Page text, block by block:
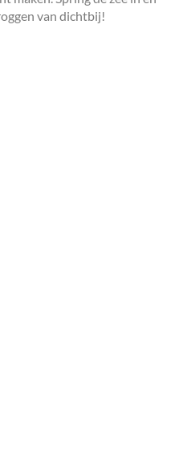
van dichtbij!